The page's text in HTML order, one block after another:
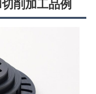
削加工品例